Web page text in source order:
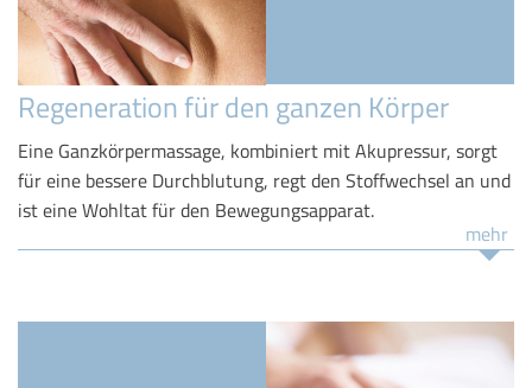
Regeneration für den ganzen Körper
Eine Ganzkörpermassage, kombiniert mit Akupressur, sorgt
für eine bessere Durchblutung, regt den Stoffwechsel an und
ist eine Wohltat für den Bewegungsapparat.
mehr